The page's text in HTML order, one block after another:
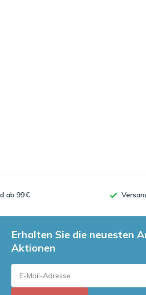
ab 99 €
Erhalten Sie die neuesten
Aktionen